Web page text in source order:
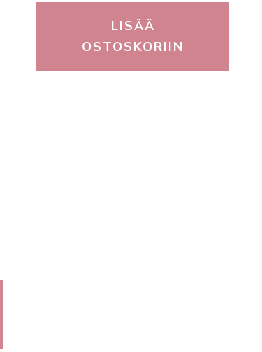
LISÄÄ
OSTOSKORIIN